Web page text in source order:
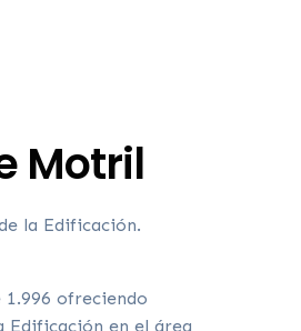
Motril
la Edificación.
ofreciendo
Edificación en el área